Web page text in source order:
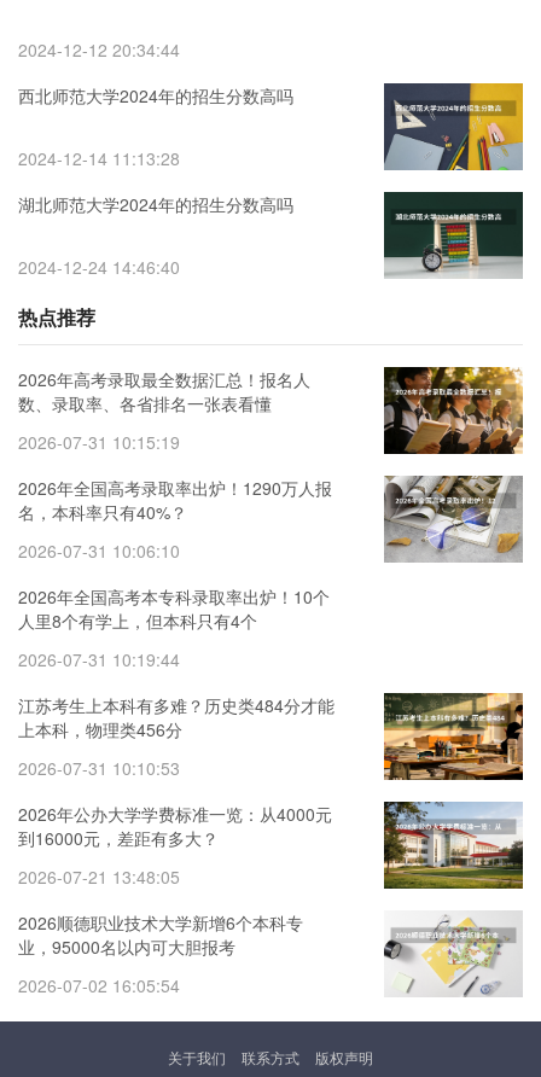
2024-12-12 20:34:44
西北师范大学2024年的招生分数高吗
2024-12-14 11:13:28
湖北师范大学2024年的招生分数高吗
2024-12-24 14:46:40
热点推荐
2026年高考录取最全数据汇总！报名人
数、录取率、各省排名一张表看懂
2026-07-31 10:15:19
2026年全国高考录取率出炉！1290万人报
名，本科率只有40%？
2026-07-31 10:06:10
2026年全国高考本专科录取率出炉！10个
人里8个有学上，但本科只有4个
2026-07-31 10:19:44
江苏考生上本科有多难？历史类484分才能
上本科，物理类456分
2026-07-31 10:10:53
2026年公办大学学费标准一览：从4000元
到16000元，差距有多大？
2026-07-21 13:48:05
2026顺德职业技术大学新增6个本科专
业，95000名以内可大胆报考
2026-07-02 16:05:54
关于我们 联系方式 版权声明